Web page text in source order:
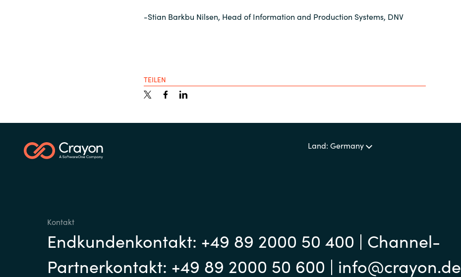
-Stian Barkbu Nilsen, Head of Information and Production Systems, DNV
TEILEN
Land: Germany
Kontakt
Endkundenkontakt: +49 89 2000 50 400 | Channel-
Partnerkontakt: +49 89 2000 50 600 | info@crayon.de